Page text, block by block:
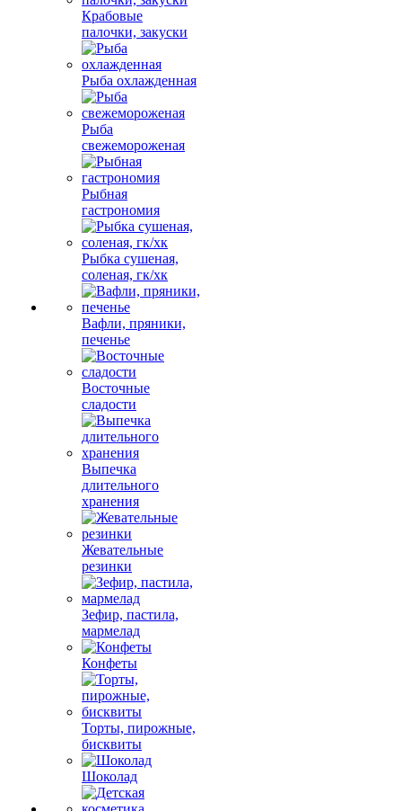
Крабовые
палочки, закуски
Рыба охлажденная
Рыба
свежемороженая
Рыбная
гастрономия
Рыбка сушеная,
соленая, гк/хк
Вафли, пряники,
печенье
Восточные
сладости
Выпечка
длительного
хранения
Жевательные
резинки
Зефир, пастила,
мармелад
Конфеты
Торты, пирожные,
бисквиты
Шоколад